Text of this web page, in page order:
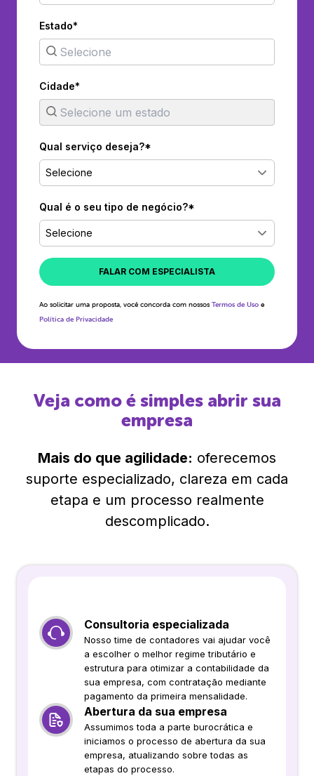
Estado*
Cidade*
Qual serviço deseja?*
Selecione
Qual é o seu tipo de negócio?*
Selecione
FALAR COM ESPECIALISTA
Ao solicitar uma proposta, você concorda com nossos Termos de Uso e
Política de Privacidade
Veja como é simples abrir sua
empresa
Mais do que agilidade: oferecemos
suporte especializado, clareza em cada
etapa e um processo realmente
descomplicado.
Consultoria especializada
Nosso time de contadores vai ajudar você
a escolher o melhor regime tributário e
estrutura para otimizar a contabilidade da
sua empresa, com contratação mediante
pagamento da primeira mensalidade.
Abertura da sua empresa
Assumimos toda a parte burocrática e
iniciamos o processo de abertura da sua
empresa, atualizando sobre todas as
etapas do processo.